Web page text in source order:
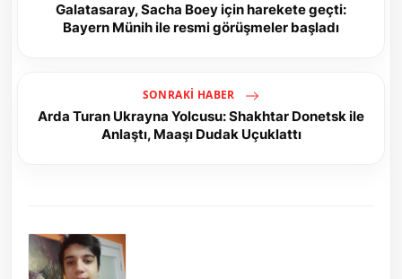
Galatasaray, Sacha Boey için harekete geçti:
Bayern Münih ile resmi görüşmeler başladı
SONRAKI HABER
Arda Turan Ukrayna Yolcusu: Shakhtar Donetsk ile
Anlaştı, Maaşı Dudak Uçuklattı